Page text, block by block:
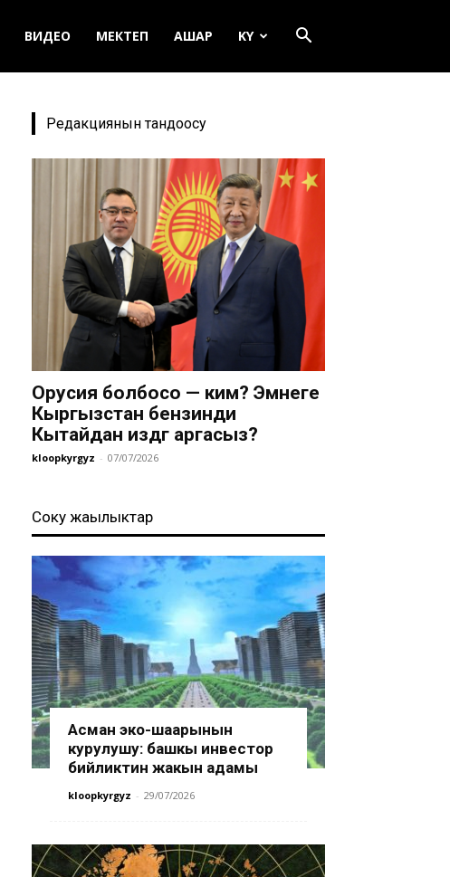
ВИДЕО МЕКТЕП АШАР KY
Редакциянын тандоосу
Орусия болбосо — ким? Эмнеге
Кыргызстан бензинди
Кытайдан издөөгө аргасыз?
kloopkyrgyz - 07/07/2026
Соңку жаңылыктар
Асман эко-шаарынын
курулушу: башкы инвестор
бийликтин жакын адамы
kloopkyrgyz - 29/07/2026